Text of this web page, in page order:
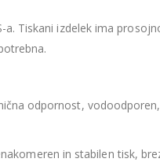
Tiskani izdelek ima
odpornost,
in stabilen tisk,